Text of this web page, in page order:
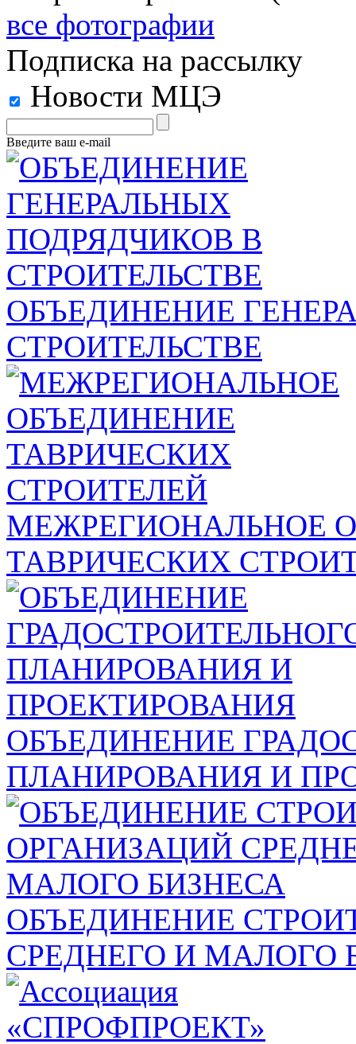
все фотографии
Подписка на рассылку
Новости МЦЭ
Введите ваш e-mail
ОБЪЕДИНЕНИЕ
СТРОИТЕЛЬСТВЕ
МЕЖРЕГИОНАЛЬНОЕ
ТАВРИЧЕСКИХ
ОБЪЕДИНЕНИЕ
ПЛАНИРОВАНИЯ И
ОБЪЕДИНЕНИЕ
СРЕДНЕГО И МАЛОГО